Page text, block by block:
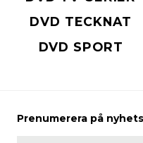
DVD TECKNAT
DVD SPORT